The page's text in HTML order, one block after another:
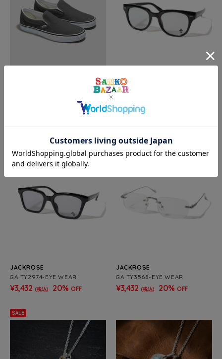
VANS/ヴァンズ UA Classic Slip-
JACKROSE
GA TY2853-EYE WEAR
¥3,432 (税込)
JACKROSE
GA TY2974-EYE WEAR
¥3,432 (税込) 20% OFF
SALE
JACKROSE
GA TY3568-EYE WEAR
¥3,432 (税込) 20% OFF
SALE